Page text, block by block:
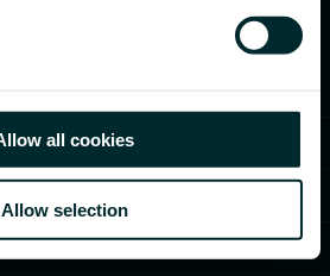
all cookies
Allow selection
et raffraîchissant